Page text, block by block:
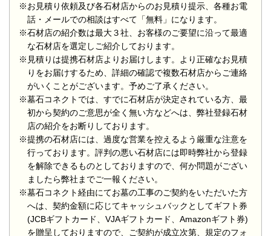
※お見積り依頼及び各石材店からのお見積り提示、各種お電
話・メールでの相談はすべて「無料」になります。
※石材店の紹介数は最大３社、お客様のご要望に沿って最適
な石材店を選定しご紹介しております。
※見積りは提携石材店よりお届けします。より正確なお見積
りをお届けするため、詳細の確認で複数石材店からご連絡
がいくことがございます。予めご了承ください。
※墓石コネクトでは、すでに石材店が決定されている方、最
初から契約のご意思が全く無い方などへは、弊社登録石材
店の紹介をお断りしております。
※提携の石材店には、過度な営業を控えるよう厳重な注意を
行っております。評判の悪い石材店には即時弊社から登録
を解除できるものとしておりますので、何か問題がござい
ましたら弊社までご一報ください。
※墓石コネクト経由にてお墓の工事のご契約をいただいた方
へは、契約金額に応じてキャッシュバックとしてギフト券
(JCBギフトカード、VJAギフトカード、Amazonギフト券)
を贈呈しておりますので、ご契約が成立次第、規定のフォ